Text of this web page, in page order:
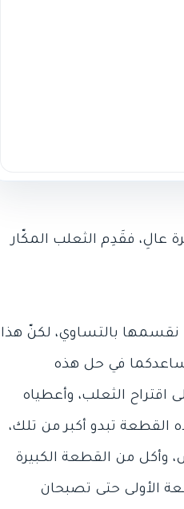
فقَدِم الثعلب المكّار
نقسمها بالتساوي، لكنّ هذا
أساعدكما في حل هذه
الثعلب، وأعطياه
تبدو أكبر من تلك،
وأكل من القطعة الكبيرة
الأولى حتى تصبحان